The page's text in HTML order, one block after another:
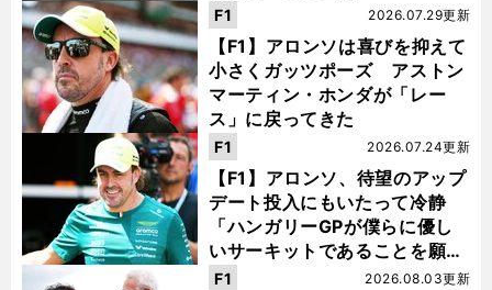
【F1】アロンソは喜びを抑えて
小さくガッツポーズ アストン
マーティン・ホンダが「レー
ス」に戻ってきた
2026.07.29更新
F1
【F1】アロンソ、待望のアップ
デート投入にもいたって冷静
「ハンガリーGPが僕らに優し
いサーキットであることを願
う」
2026.07.24更新
F1
2026.08.03更新
F1